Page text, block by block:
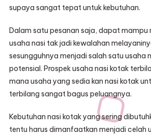
supaya sangat tepat untuk kebutuhan.
Dalam satu pesanan saja, dapat mampu
usaha nasi tak jadi kewalahan
sesungguhnya menjadi salah satu usaha
potensial. Prospek usaha nasi kotak
mana usaha yang sedia kan nasi kotak
terbilang sangat bagus peluangnya.
Kebutuhan nasi kotak yang sering
tentu harus dimanfaatkan menjadi celah